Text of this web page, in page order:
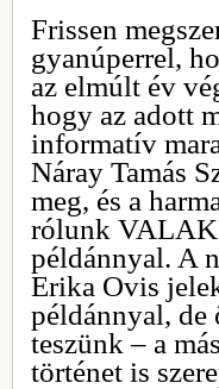
Frissen
gyanúperrel,
az elmúlt év
hogy az adott
informatív
Náray Tamás
meg, és a
rólunk
példánnyal. A
Erika Ovis
példánnyal, de
teszünk – a
történet is